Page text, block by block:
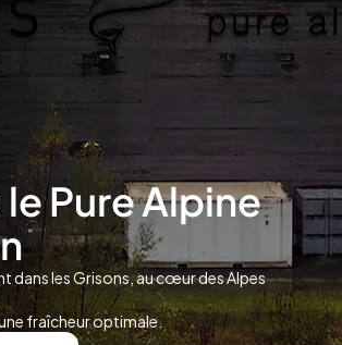
Pure Alpine
dans les Grisons, au cœur des Alpes
fraîcheur optimale.